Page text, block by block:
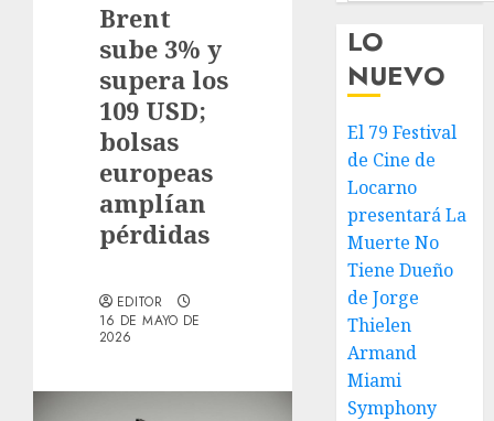
Brent
sube 3% y
supera los
109 USD;
bolsas
europeas
amplían
pérdidas
EDITOR
16 DE MAYO DE
2026
LO
NUEVO
El 79 Festival
de Cine de
Locarno
presentará La
Muerte No
Tiene Dueño
de Jorge
Thielen
Armand
Miami
Symphony